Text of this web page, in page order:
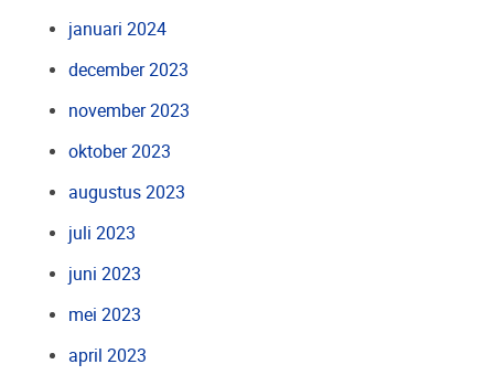
januari 2024
december 2023
november 2023
oktober 2023
augustus 2023
juli 2023
juni 2023
mei 2023
april 2023